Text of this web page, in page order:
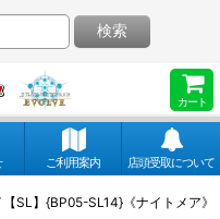
カート
検索
ご利用案内 店頭受取について
SL】{BP05-SL14}《ナイトメア》